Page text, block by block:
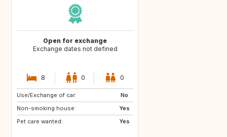
Open for exchange
Exchange dates not defined
8 0 0
Use/Exchange of car:
No
Non-smoking house:
Yes
Pet care wanted:
Yes
GR
FR